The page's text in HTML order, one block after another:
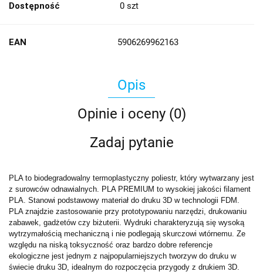
Dostępność 0 szt
EAN 5906269962163
Opis
Opinie i oceny (0)
Zadaj pytanie
PLA to biodegradowalny termoplastyczny poliestr, który wytwarzany jest
z surowców odnawialnych. PLA PREMIUM to wysokiej jakości filament
PLA. Stanowi podstawowy materiał do druku 3D w technologii FDM.
PLA znajdzie zastosowanie przy prototypowaniu narzędzi, drukowaniu
zabawek, gadżetów czy biżuterii. Wydruki charakteryzują się wysoką
wytrzymałością mechaniczną i nie podlegają skurczowi wtórnemu. Ze
względu na niską toksyczność oraz bardzo dobre referencje
ekologiczne jest jednym z najpopularniejszych tworzyw do druku w
świecie druku 3D, idealnym do rozpoczęcia przygody z drukiem 3D.